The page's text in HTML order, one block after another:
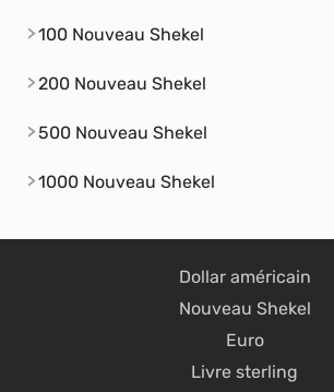
100 Nouveau Shekel
200 Nouveau Shekel
500 Nouveau Shekel
1000 Nouveau Shekel
Dollar américain
Nouveau Shekel
Euro
Livre sterling